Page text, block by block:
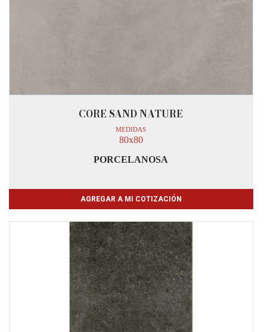
CORE SAND NATURE
MEDIDAS
80x80
PORCELANOSA
AGREGAR A MI COTIZACIÓN